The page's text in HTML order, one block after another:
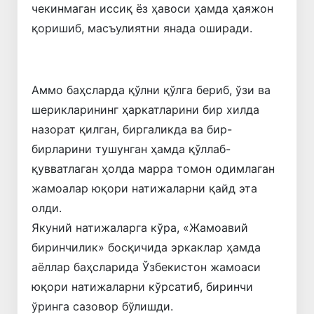
чекинмаган иссиқ ёз ҳавоси ҳамда ҳаяжон
қоришиб, масъулиятни янада оширади.
Аммо баҳсларда қўлни қўлга бериб, ўзи ва
шерикларининг ҳаркатларини бир хилда
назорат қилган, биргаликда ва бир-
бирларини тушунган ҳамда қўллаб-
қувватлаган ҳолда марра томон одимлаган
жамоалар юқори натижаларни қайд эта
олди.
Якуний натижаларга кўра, «Жамоавий
биринчилик» босқичида эркаклар ҳамда
аёллар баҳсларида Ўзбекистон жамоаси
юқори натижаларни кўрсатиб, биринчи
ўринга сазовор бўлишди.